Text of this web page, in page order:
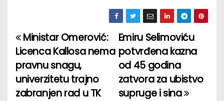
P
o
s
Emiru Selimoviću
potvrđena kazna
od 45 godina
zatvora za ubistvo
supruge i sina
Ministar Omerović:
Licenca Kallosa nema
pravnu snagu,
univerzitetu trajno
zabranjen rad u TK